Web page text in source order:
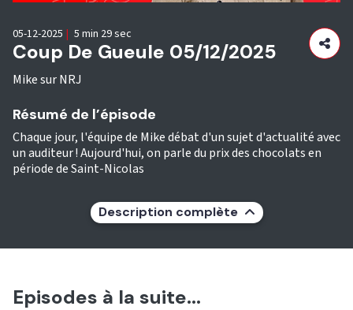
Coup De Gueule 05/12/2025
Mike sur NRJ
05-12-2025 | 5 min 29 sec
Résumé de l’épisode
Chaque jour, l'équipe de Mike débat d'un sujet d'actualité avec
un auditeur ! Aujourd'hui, on parle du prix des chocolats en
période de Saint-Nicolas
Description complète
Episodes à la suite...